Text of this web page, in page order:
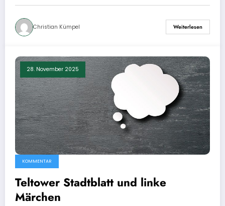
Christian Kümpel Weiterlesen
28. November 2025
KOMMENTAR
Teltower Stadtblatt und linke
Märchen